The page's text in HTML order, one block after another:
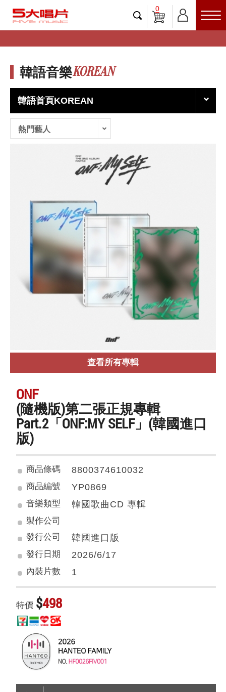
0
韓語音樂KOREAN
韓語首頁KOREAN
熱門藝人
查看所有專輯
ONF
(隨機版)第二張正規專輯
Part.2「ONF:MY SELF」(韓國進口
版)
商品條碼 8800374610032
商品編號 YP0869
音樂類型 韓國歌曲CD 專輯
製作公司
發行公司
韓國進口版
發行日期 2026/6/17
內裝片數 1
特價 $498